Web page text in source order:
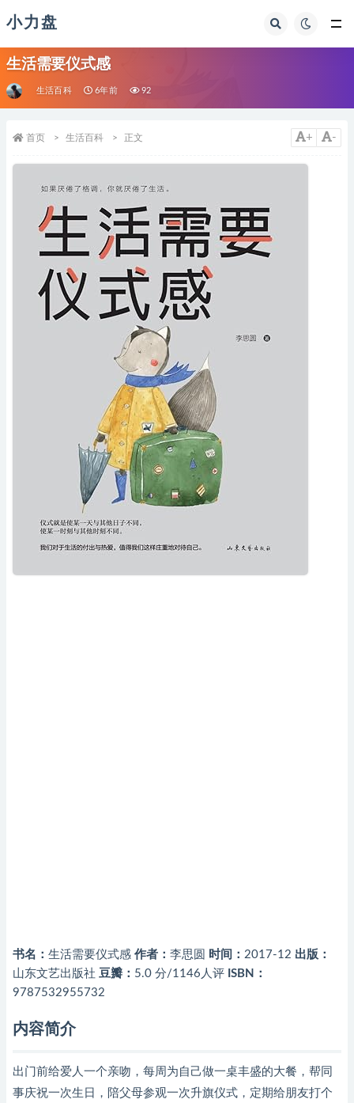
小力盘
生活需要仪式感
生活百科 6年前 92
+ -
首页 生活百科 正文
书名： 生活需要仪式感 作者： 李思圆 时间： 2017-12 出版：
山东文艺出版社 豆瓣： 5.0 分/1146人评 ISBN：
9787532955732
内容简介
出门前给爱人一个亲吻，每周为自己做一桌丰盛的大餐，帮同
事庆祝一次生日，陪父母参观一次升旗仪式，定期给朋友打个